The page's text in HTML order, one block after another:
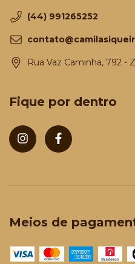
(44) 991265252
Rua Vaz Caminha, 792 -
Fique por dentro
Meios de